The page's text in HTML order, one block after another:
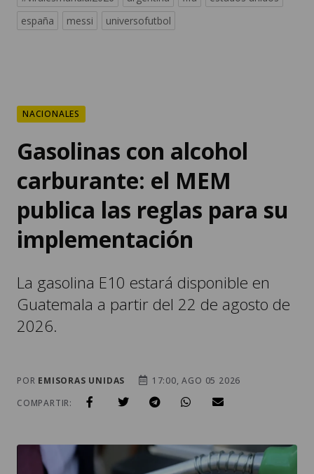
españa
messi universofutbol
NACIONALES
Gasolinas con alcohol
carburante: el MEM
publica las reglas para su
implementación
La gasolina E10 estará disponible en
Guatemala a partir del 22 de agosto de
2026.
POR EMISORAS UNIDAS
17:00, AGO 05 2026
COMPARTIR: